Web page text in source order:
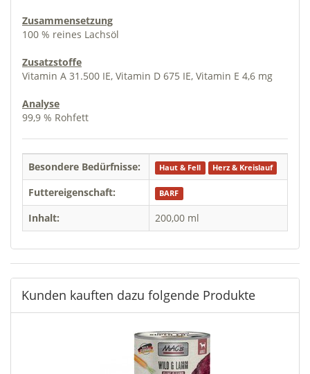
Zusammensetzung
100 % reines Lachsöl
Zusatzstoffe
Vitamin A 31.500 IE, Vitamin D 675 IE, Vitamin E 4,6 mg
Analyse
99,9 % Rohfett
Besondere Bedürfnisse: Haut & Fell Herz & Kreislauf
Futtereigenschaft: BARF
Inhalt: 200,00 ml
Kunden kauften dazu folgende Produkte